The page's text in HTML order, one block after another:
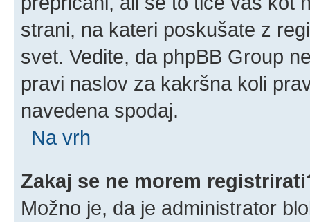
strani, na kateri poskušate z
svet. Vedite, da phpBB Group
pravi naslov za kakršna koli
navedena spodaj.
Na vrh
Zakaj se ne morem
Možno je, da je administrator